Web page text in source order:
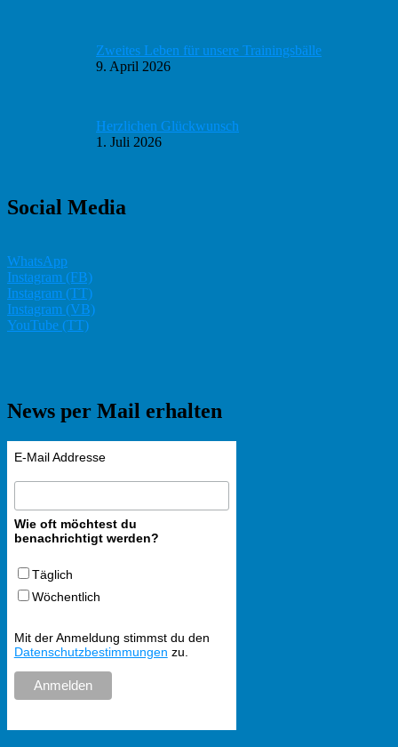
Zweites Leben für unsere Trainingsbälle
9. April 2026
Herzlichen Glückwunsch
1. Juli 2026
Social Media
WhatsApp
Instagram (FB)
Instagram (TT)
Instagram (VB)
YouTube (TT)
News per Mail erhalten
E-Mail Addresse
Wie oft möchtest du
benachrichtigt werden?
Täglich
Wöchentlich
Mit der Anmeldung stimmst du den
Datenschutzbestimmungen zu.